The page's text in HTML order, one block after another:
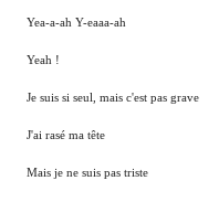
Yea-a-ah Y-eaaa-ah
Yeah !
Je suis si seul, mais c'est pas grave
J'ai rasé ma tête
Mais je ne suis pas triste